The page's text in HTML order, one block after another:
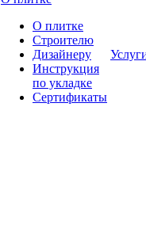
О плитке
Строителю
Дизайнеру
Инструкция
по укладке
Сертификаты